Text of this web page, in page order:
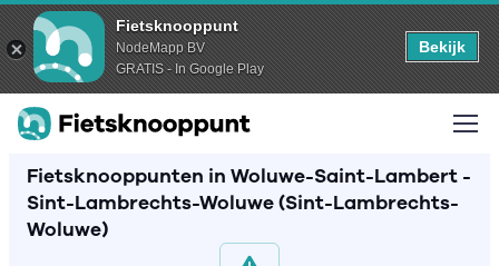
Fietsknooppunt
NodeMapp BV
GRATIS - In Google Play
Bekijk
Fietsknooppunten in Woluwe-Saint-Lambert -
Sint-Lambrechts-Woluwe (Sint-Lambrechts-
Woluwe)